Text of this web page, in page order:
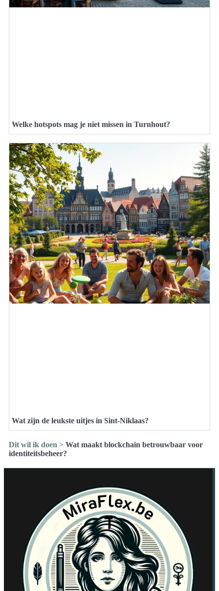
Welke hotspots mag je niet missen in Turnhout?
Wat zijn de leukste uitjes in Sint-Niklaas?
Dit wil ik doen > Wat maakt blockchain betrouwbaar voor
identiteitsbeheer?